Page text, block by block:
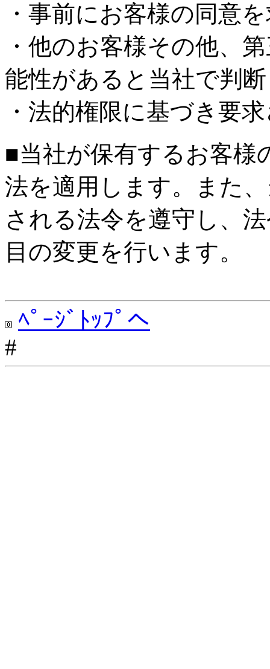
・事前にお客様の同意
・他のお客様その他、
能性があると当社で判
・法的権限に基づき要
■当社が保有するお客様
法を適用します。また
される法令を遵守し、
目の変更を行います。
ﾍﾟｰｼﾞﾄｯﾌﾟへ
#